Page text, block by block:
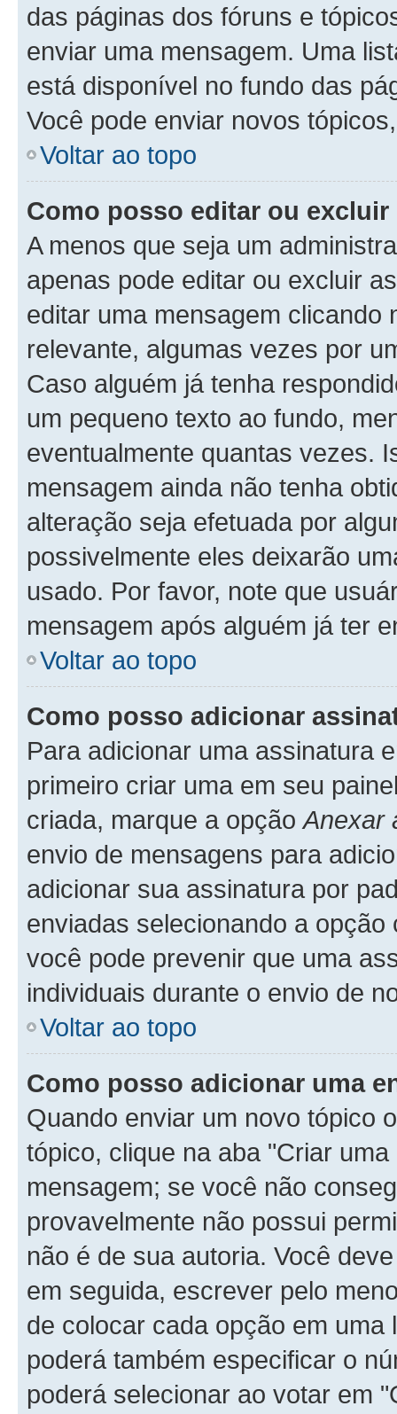
das páginas dos fóruns e
enviar uma mensagem. Uma
está disponível no fundo das
Você pode enviar novos
Voltar ao topo
Como posso editar ou excluir
A menos que seja um
apenas pode editar ou excluir
editar uma mensagem clicando
relevante, algumas vezes por
Caso alguém já tenha
um pequeno texto ao fundo,
eventualmente quantas vezes.
mensagem ainda não tenha
alteração seja efetuada por
possivelmente eles deixarão
usado. Por favor, note que
mensagem após alguém já ter
Voltar ao topo
Como posso adicionar
Para adicionar uma assinatura
primeiro criar uma em seu
criada, marque a opção Anexar
envio de mensagens para
adicionar sua assinatura por
enviadas selecionando a
você pode prevenir que uma
individuais durante o envio de
Voltar ao topo
Como posso adicionar uma
Quando enviar um novo tópico
tópico, clique na aba "Criar
mensagem; se você não
provavelmente não possui
não é de sua autoria. Você
em seguida, escrever pelo
de colocar cada opção em
poderá também especificar o
poderá selecionar ao votar em